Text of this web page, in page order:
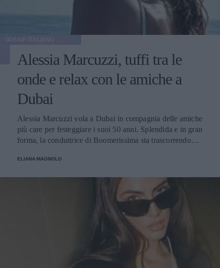
Alessia Marcuzzi, tuffi tra le
onde e relax con le amiche a
Dubai
Alessia Marcuzzi vola a Dubai in compagnia delle amiche
più care per festeggiare i suoi 50 anni. Splendida e in gran
forma, la conduttrice di Boomerissima sta trascorrendo
rilassanti e cene nei ristoranti più chic della città!
ELIANA MAGNOLO